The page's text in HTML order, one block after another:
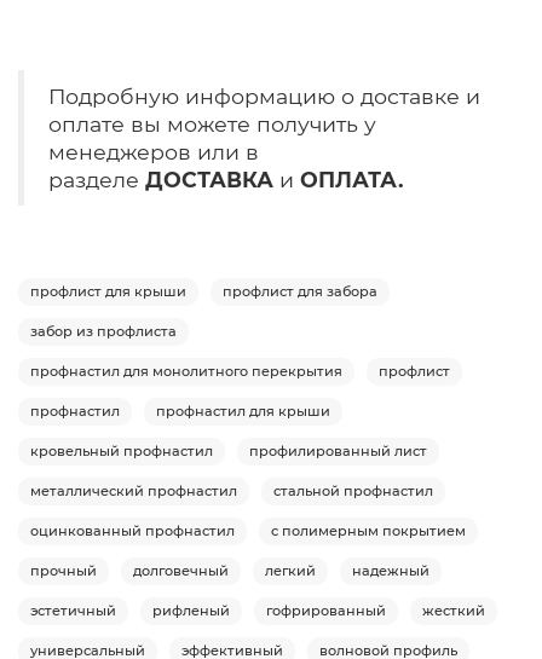
Подробную информацию о доставке и
оплате вы можете получить у
менеджеров или в
разделе ДОСТАВКА и ОПЛАТА.
профлист для крыши профлист для забора
забор из профлиста
профнастил для монолитного перекрытия профлист
профнастил профнастил для крыши
кровельный профнастил профилированный лист
металлический профнастил стальной профнастил
оцинкованный профнастил с полимерным покрытием
прочный долговечный легкий надежный
эстетичный рифленый гофрированный жесткий
универсальный эффективный волновой профиль